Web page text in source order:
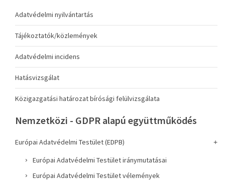
Adatvédelmi nyilvántartás
Tájékoztatók/közlemények
Adatvédelmi incidens
Hatásvizsgálat
Közigazgatási határozat bírósági felülvizsgálata
Nemzetközi - GDPR alapú együttműködés
Európai Adatvédelmi Testület (EDPB)
Európai Adatvédelmi Testület iránymutatásai
Európai Adatvédelmi Testület vélemények